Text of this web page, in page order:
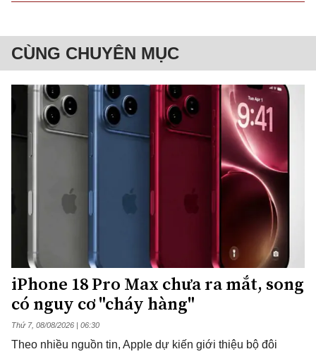
CÙNG CHUYÊN MỤC
iPhone 18 Pro Max chưa ra mắt, song
có nguy cơ "cháy hàng"
Thứ 7, 08/08/2026 | 06:30
Theo nhiều nguồn tin, Apple dự kiến giới thiệu bộ đôi